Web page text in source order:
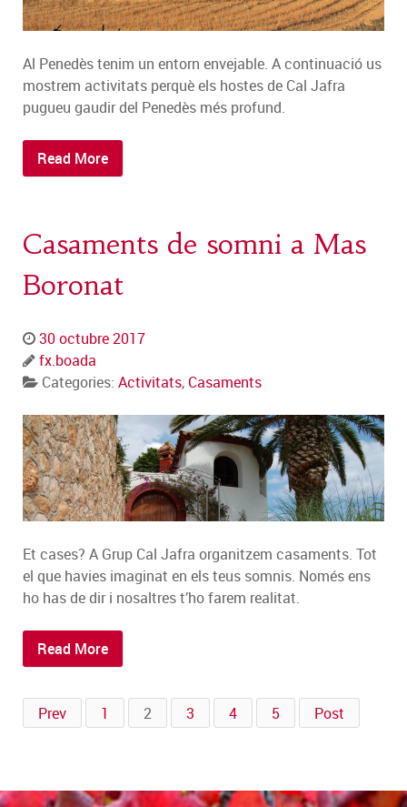
Al Penedès tenim un entorn envejable. A continuació us
mostrem activitats perquè els hostes de Cal Jafra
pugueu gaudir del Penedès més profund.
Read More
Casaments de somni a Mas
Boronat
30 octubre 2017
fx.boada
Categories: Activitats, Casaments
Et cases? A Grup Cal Jafra organitzem casaments. Tot
el que havies imaginat en els teus somnis. Només ens
ho has de dir i nosaltres t’ho farem realitat.
Read More
Prev 1 2 3 4 5 Post